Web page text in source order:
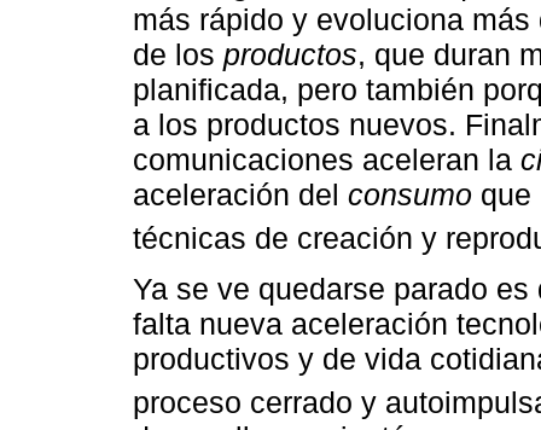
más rápido y evoluciona
de los productos, que duran
planificada, pero también
a los productos nuevos.
comunicaciones aceleran la
aceleración del consumo que
técnicas de creación y
Ya se ve quedarse parado
falta nueva aceleración
productivos y de vida
proceso cerrado y